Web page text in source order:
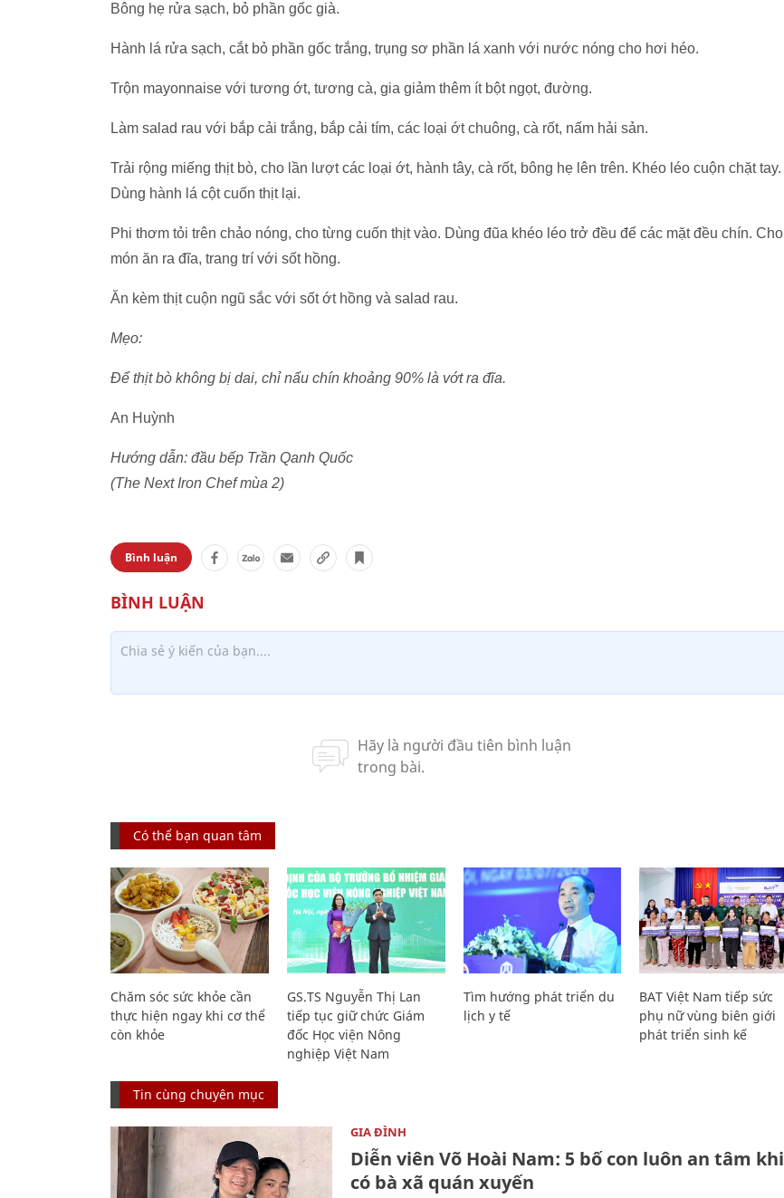
Bông hẹ rửa sạch, bỏ phần gốc già.
Hành lá rửa sạch, cắt bỏ phần gốc trắng, trụng sơ phần lá xanh với nước nóng cho hơi héo.
Trộn mayonnaise với tương ớt, tương cà, gia giảm thêm ít bột ngọt, đường.
Làm salad rau với bắp cải trắng, bắp cải tím, các loại ớt chuông, cà rốt, nấm hải sản.
Trải rộng miếng thịt bò, cho lần lượt các loại ớt, hành tây, cà rốt, bông hẹ lên trên. Khéo léo cuộn chặt tay.
Dùng hành lá cột cuốn thịt lại.
Phi thơm tỏi trên chảo nóng, cho từng cuốn thịt vào. Dùng đũa khéo léo trở đều để các mặt đều chín. Cho
món ăn ra đĩa, trang trí với sốt hồng.
Ăn kèm thịt cuộn ngũ sắc với sốt ớt hồng và salad rau.
Mẹo:
Để thịt bò không bị dai, chỉ nấu chín khoảng 90% là vớt ra đĩa.
An Huỳnh
Hướng dẫn: đầu bếp Trần Qanh Quốc
(The Next Iron Chef mùa 2)
Bình luận
Có thể bạn quan tâm
Chăm sóc sức khỏe cần
thực hiện ngay khi cơ thể
còn khỏe
GS.TS Nguyễn Thị Lan
tiếp tục giữ chức Giám
đốc Học viện Nông
nghiệp Việt Nam
Tìm hướng phát triển du
lịch y tế
BAT Việt Nam tiếp sức
phụ nữ vùng biên giới
phát triển sinh kế
Tin cùng chuyên mục
GIA ĐÌNH
Diễn viên Võ Hoài Nam: 5 bố con luôn an tâm khi
có bà xã quán xuyến